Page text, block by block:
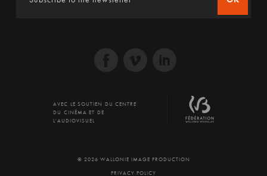
AVEC LE SOUTIEN DU CENTRE
DU CINÉMA ET DE
L'AUDIOVISUEL
© 2026 WALLONIE IMAGE PRODUCTION
PRIVACY POLICY